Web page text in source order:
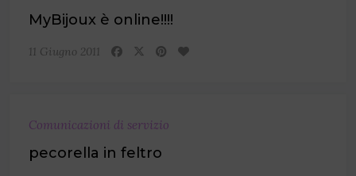
MyBijoux è online!!!!
11 Giugno 2011
Comunicazioni di servizio
pecorella in feltro